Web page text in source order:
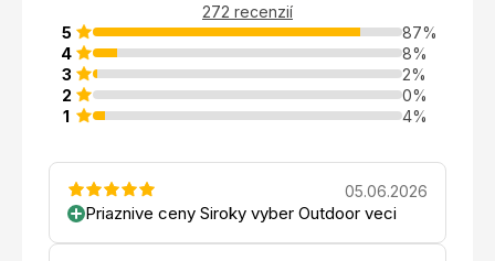
272 recenzií
5
87%
4
8%
3
2%
2
0%
1
4%
05.06.2026
Priaznive ceny Siroky vyber Outdoor veci